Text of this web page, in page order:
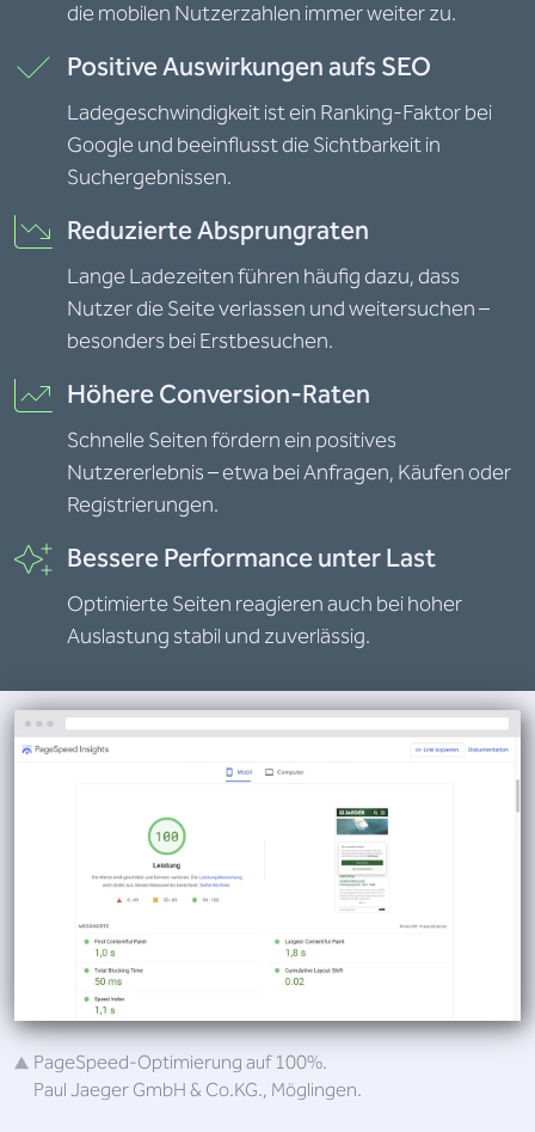
die mobilen Nutzerzahlen immer weiter zu.
Positive Auswirkungen aufs SEO
Ladegeschwindigkeit ist ein Ranking-Faktor bei
Google und beeinflusst die Sichtbarkeit in
Suchergebnissen.
Reduzierte Absprungraten
Lange Ladezeiten führen häufig dazu, dass
Nutzer die Seite verlassen und weitersuchen –
besonders bei Erstbesuchen.
Höhere Conversion-Raten
Schnelle Seiten fördern ein positives
Nutzererlebnis – etwa bei Anfragen, Käufen oder
Registrierungen.
Bessere Performance unter Last
Optimierte Seiten reagieren auch bei hoher
Auslastung stabil und zuverlässig.
PageSpeed-Optimierung auf 100%.
Paul Jaeger GmbH & Co.KG., Möglingen.